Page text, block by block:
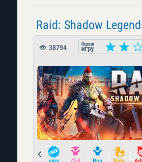
Raid: Shadow
38794
Prev